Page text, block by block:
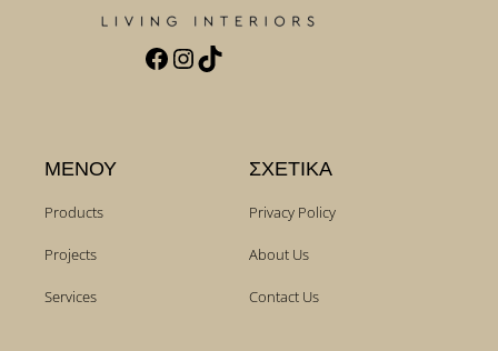
ΜΕΝΟΥ
Products
Projects
Services
ΣΧΕΤΙΚΑ
Privacy Policy
About Us
Contact Us